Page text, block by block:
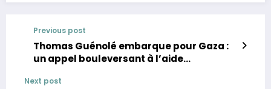
Previous post
Thomas Guénolé embarque pour Gaza :
un appel bouleversant à l’aide
Next post